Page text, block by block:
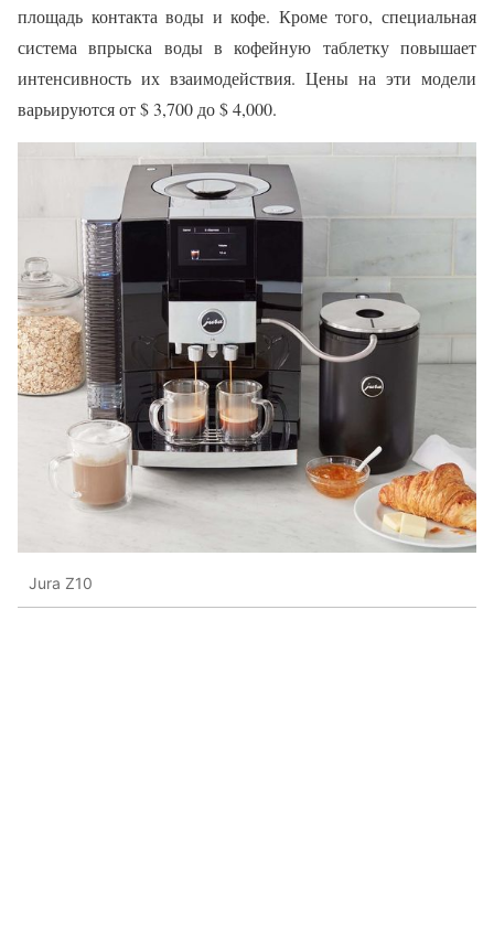
площадь контакта воды и кофе. Кроме того, специальная
система впрыска воды в кофейную таблетку повышает
интенсивность их взаимодействия. Цены на эти модели
варьируются от $ 3,700 до $ 4,000.
Jura Z10